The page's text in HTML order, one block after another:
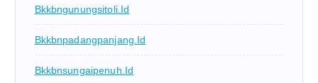
Bkkbngunungsitoli.id
Bkkbnpadangpanjang.id
Bkkbnsungaipenuh.id